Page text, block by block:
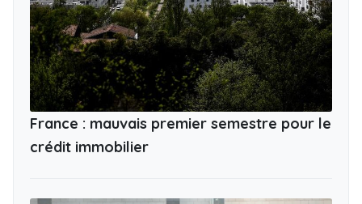
France : mauvais premier semestre pour le
crédit immobilier